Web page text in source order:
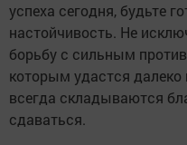
успеха сегодня, будьте
настойчивость. Не
борьбу с сильным
которым удастся далеко
всегда складываются
сдаваться.